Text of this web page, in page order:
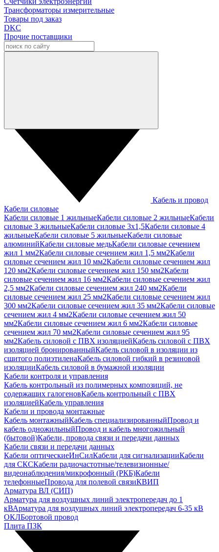
Трансформаторы измерительные
Товары под заказ
DKC
Прочие поставщики
Кабель и провод
Кабели силовые
Кабели силовые 1 жильныеКабели силовые 2 жильныеКабели
силовые 3 жильныеКабели силовые 3х1,5Кабели силовые 4
жильныеКабели силовые 5 жильныеКабели силовые
алюминийКабели силовые медьКабели силовые сечением
жил 1 мм2Кабели силовые сечением жил 1,5 мм2Кабели
силовые сечением жил 10 мм2Кабели силовые сечением жил
120 мм2Кабели силовые сечением жил 150 мм2Кабели
силовые сечением жил 16 мм2Кабели силовые сечением жил
2,5 мм2Кабели силовые сечением жил 240 мм2Кабели
силовые сечением жил 25 мм2Кабели силовые сечением жил
300 мм2Кабели силовые сечением жил 35 мм2Кабели силовые
сечением жил 4 мм2Кабели силовые сечением жил 50
мм2Кабели силовые сечением жил 6 мм2Кабели силовые
сечением жил 70 мм2Кабели силовые сечением жил 95
мм2Кабель силовой с ПВХ изоляциейКабель силовой с ПВХ
изоляцией бронированныйКабель силовой в изоляции из
сшитого полиэтиленаКабель силовой гибкий в резиновой
изоляцииКабель силовой в бумажной изоляции
Кабели контроля и управления
Кабель контрольный из полимерных композиций, не
содержащих галогеновКабель контрольный с ПВХ
изоляциейКабель управления
Кабели и провода монтажные
Кабель монтажныйКабель специализированныйПровод и
кабель одножильныйПровод и кабель многожильный
(бытовой)Кабели, провода связи и передачи данных
Кабели связи и передачи данных
Кабели оптическиеИнСилКабели для сигнализацииКабели
для СКСКабели радиочастотные/телевизионные/
видеонаблюдения/микрофонный (РКБ)Кабели
телефонныеПровода для полевой связиКВИП
Арматура ВЛ (СИП)
Арматура для воздушных линий электропередач до 1
кВАрматура для воздушных линий электропередач 6-35 кВ
ОКЛБортовой провод
Плита ПЗК